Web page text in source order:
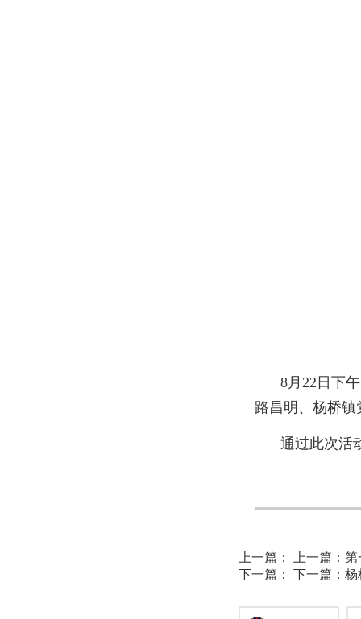
8月22日下
路昌明、杨桥
通过此次活
上一篇： 上一篇： 第
下一篇： 下一篇： 杨